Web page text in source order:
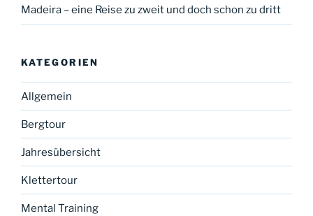
Madeira – eine Reise zu zweit und doch schon zu dritt
KATEGORIEN
Allgemein
Bergtour
Jahresübersicht
Klettertour
Mental Training